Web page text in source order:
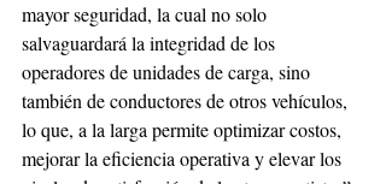
mayor seguridad, la cual no solo
salvaguardará la integridad de los
operadores de unidades de carga, sino
también de conductores de otros vehículos,
lo que, a la larga permite optimizar costos,
mejorar la eficiencia operativa y elevar los